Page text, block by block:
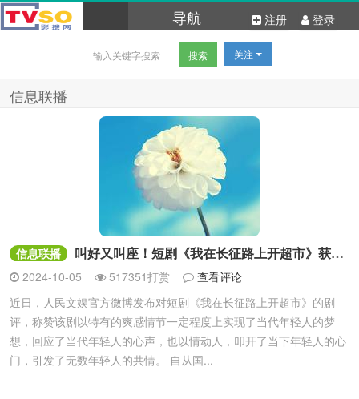
导航
关注
信息联播
信息联播 叫好又叫座！短剧《我在长征路上开超市》获人民文娱高度评价，热度持续走高
2024-10-05 517351打赏
查看评论
近日，人民文娱官方微博发布对短剧《我在长征路上开超市》的剧
评，称赞该剧以特有的爽感情节一定程度上实现了当代年轻人的梦
想，回应了当代年轻人的心声，也以情动人，叩开了当下年轻人的心
门，引发了无数年轻人的共情。 自从国...
登录
注册